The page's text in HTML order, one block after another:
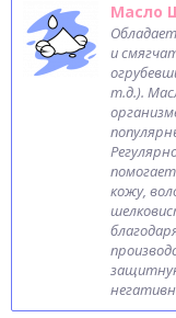
Масло
и
т.д.).
кожу,